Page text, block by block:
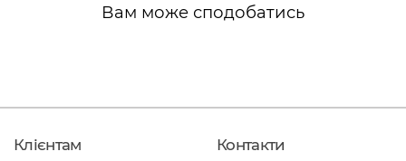
Вам може сподобатись
Клієнтам Контакти